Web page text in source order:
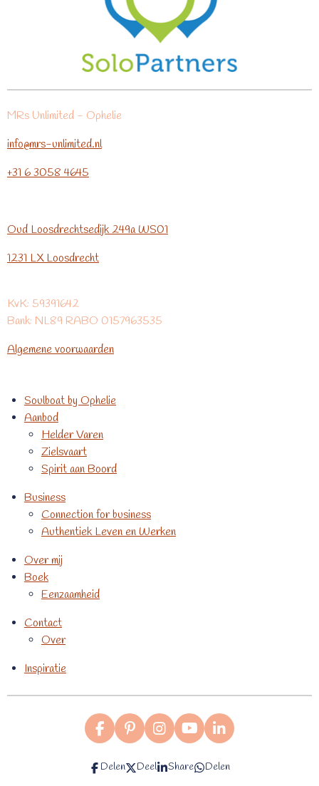
MRs Unlimited - Ophelie
info@mrs-unlimited.nl
+31 6 3058 4645
Oud Loosdrechtsedijk 249a WS01
1231 LX Loosdrecht
KvK: 59391642
Bank: NL89 RABO 0157963535
Algemene voorwaarden
Soulboat by Ophelie
Aanbod
Helder Varen
Zielsvaart
Spirit aan Boord
Business
Connection for business
Authentiek Leven en Werken
Over mij
Boek
Eenzaamheid
Contact
Over
Inspiratie
F
a
c
e
P
i
n
t
I
n
s
t
Y
o
u
T
L
i
n
k
Delen Deel Share Delen